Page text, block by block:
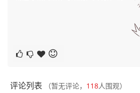
评论列表 （暂无评论， 118人围观）